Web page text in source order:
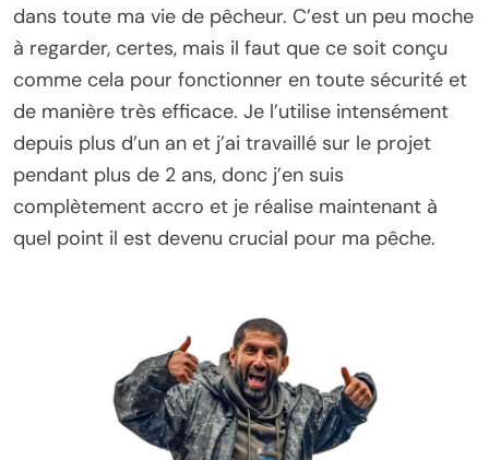
dans toute ma vie de pêcheur. C’est un peu moche
à regarder, certes, mais il faut que ce soit conçu
comme cela pour fonctionner en toute sécurité et
de manière très efficace. Je l’utilise intensément
depuis plus d’un an et j’ai travaillé sur le projet
pendant plus de 2 ans, donc j’en suis
complètement accro et je réalise maintenant à
quel point il est devenu crucial pour ma pêche.